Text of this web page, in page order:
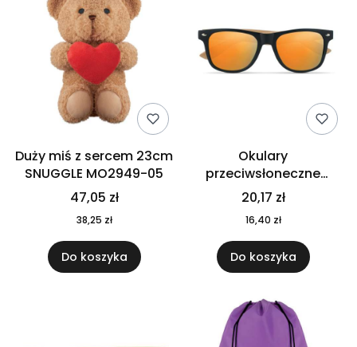
Duży miś z sercem 23cm
SNUGGLE MO2949-05
47,05 zł
38,25 zł
Do koszyka
Okulary
przeciwsłoneczne
CALIFORNIA TOUCH
MO9617-10
20,17 zł
16,40 zł
Do koszyka